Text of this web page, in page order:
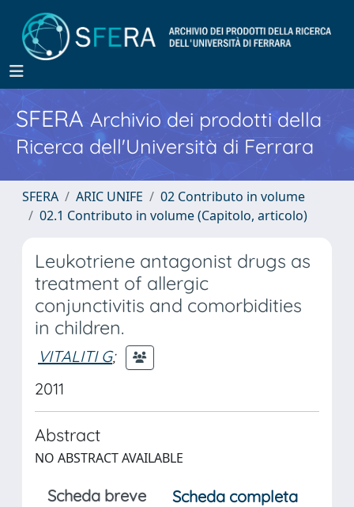
SFERA Archivio dei prodotti della
Ricerca dell'Università di Ferrara
SFERA ARIC UNIFE
02 Contributo in volume
02.1 Contributo in volume (Capitolo, articolo)
Leukotriene antagonist drugs as
treatment of allergic
conjunctivitis and comorbidities
in children.
VITALITI G;
2011
Abstract
NO ABSTRACT AVAILABLE
Scheda breve
Scheda completa